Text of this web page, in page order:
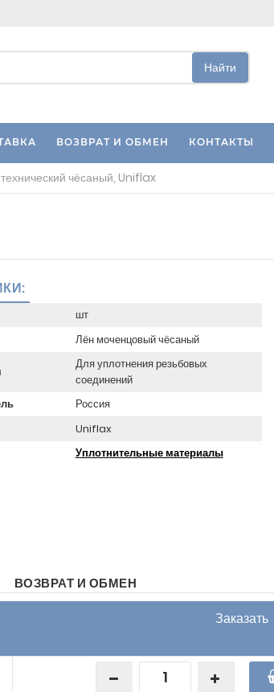
Найти
ВОЗВРАТ И ОБМЕН КОНТАКТЫ
чёсаный, Uniflax
шт
Лён моченцовый чёсаный
Для уплотнения резьбовых
соединений
Россия
Uniflax
Уплотнительные материалы
ВОЗВРАТ И ОБМЕН
Заказать